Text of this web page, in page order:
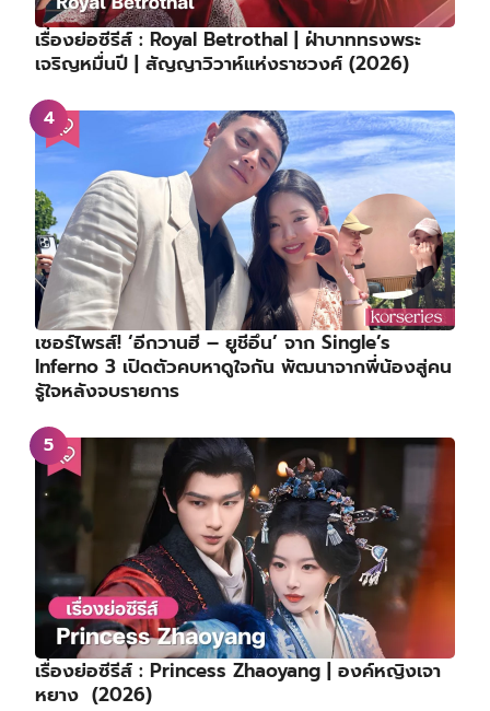
เรื่องย่อซีรีส์ : Royal Betrothal | ฝ่าบาททรงพระ
เจริญหมื่นปี | สัญญาวิวาห์แห่งราชวงศ์ (2026)
เซอร์ไพรส์! ‘อีกวานฮี – ยูชีอึน’ จาก Single’s
Inferno 3 เปิดตัวคบหาดูใจกัน พัฒนาจากพี่น้องสู่คน
รู้ใจหลังจบรายการ
เรื่องย่อซีรีส์ : Princess Zhaoyang | องค์หญิงเจา
หยาง (2026)